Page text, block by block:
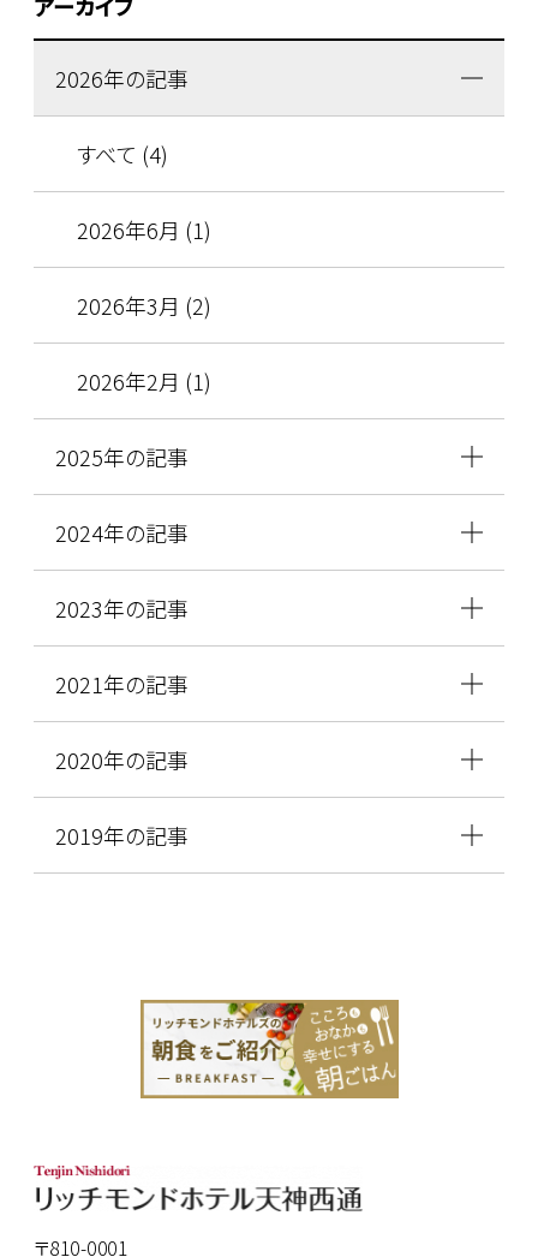
アーカイブ
2026年の記事
すべて (4)
2026年6月 (1)
2026年3月 (2)
2026年2月 (1)
2025年の記事
2024年の記事
2023年の記事
2021年の記事
2020年の記事
2019年の記事
〒810-0001